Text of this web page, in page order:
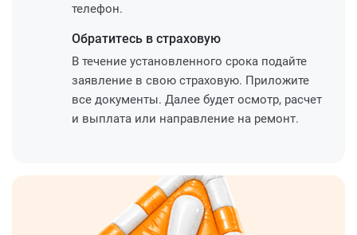
телефон.
Обратитесь в страховую
В течение установленного срока подайте
заявление в свою страховую. Приложите
все документы. Далее будет осмотр, расчет
и выплата или направление на ремонт.